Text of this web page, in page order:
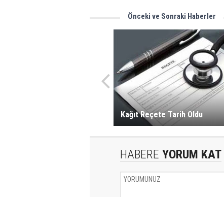
Önceki ve Sonraki Haberler
Kağıt Reçete Tarih Oldu
HABERE YORUM KAT